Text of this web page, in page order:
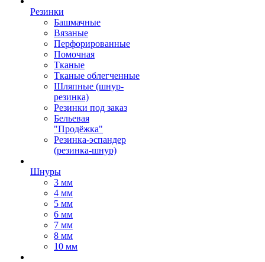
Резинки
Башмачные
Вязаные
Перфорированные
Помочная
Тканые
Тканые облегченные
Шляпные (шнур-
резинка)
Резинки под заказ
Бельевая
"Продёжка"
Резинка-эспандер
(резинка-шнур)
Шнуры
3 мм
4 мм
5 мм
6 мм
7 мм
8 мм
10 мм